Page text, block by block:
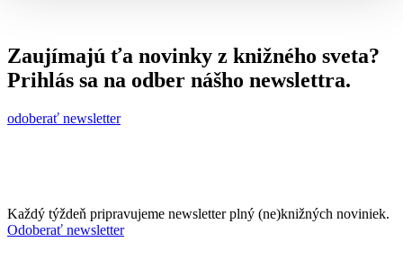
Zaujímajú ťa novinky z knižného sveta?
Prihlás sa na odber nášho newslettra.
odoberať newsletter
Každý týždeň pripravujeme newsletter plný (ne)knižných noviniek.
Odoberať newsletter